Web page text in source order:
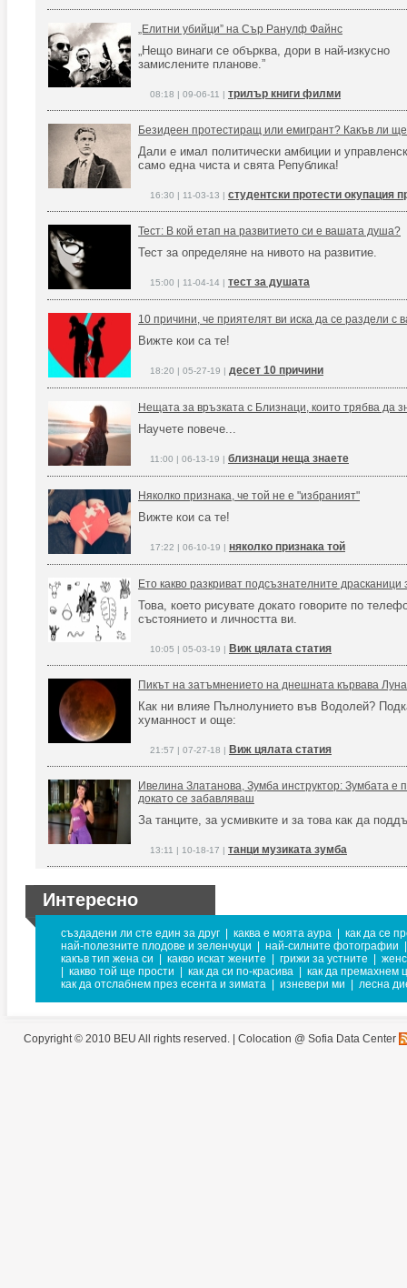
„Елитни убийци” на Сър Ранулф Файнс
„Нещо винаги се обърква, дори в най-изкусно
замислените планове.”
08:18 | 09-06-11 | трилър книги филми
Безидеен протестиращ или емигрант? Какъв ли
Дали е имал политически амбиции и
само една чиста и свята Република!
16:30 | 11-03-13 | студентски протести окупация
Тест: В кой етап на развитието си е вашата душа?
Тест за определяне на нивото на развитие.
15:00 | 11-04-14 | тест за душата
10 причини, че приятелят ви иска да се раздели с
Вижте кои са те!
18:20 | 05-27-19 | десет 10 причини
Нещата за връзката с Близнаци, които трябва да
Научете повече...
11:00 | 06-13-19 | близнаци неща знаете
Няколко признака, че той не е "избраният"
Вижте кои са те!
17:22 | 06-10-19 | няколко признака той
Ето какво разкриват подсъзнателните
Това, което рисувате докато говорите по
състоянието и личността ви.
10:05 | 05-03-19 | Виж цялата статия
Пикът на затъмнението на днешната кървава
Как ни влияе Пълнолунието във Водолей?
хуманност и още:
21:57 | 07-27-18 | Виж цялата статия
Ивелина Златанова, Зумба инструктор: Зумбата е
докато се забавляваш
За танците, за усмивките и за това как да
13:11 | 10-18-17 | танци музиката зумба
Интересно
създадени ли сте един за друг каква е моята аура
как да се
най-полезните плодове и зеленчуци
най-силните фотографии
какъв тип жена си
какво искат жените грижи за устните
какво той ще прости как да си по-красива
как да премахнем
как да отслабнем през есента и зимата
изневери ми лесна
Copyright © 2010 BEU All rights reserved. | Colocation @ Sofia Data Center